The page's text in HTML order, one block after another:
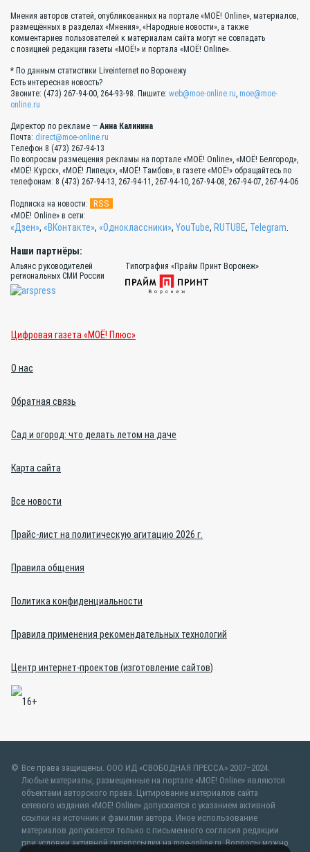
Мнения авторов статей, опубликованных на портале «МОЁ! Online», материалов,
размещённых в разделах «Мнения», «Народные новости», а также
комментариев пользователей к материалам сайта могут не совпадать
с позицией редакции газеты «МОЁ!» и портала «МОЁ! Online».
* По данным статистики Liveinternet по Воронежу
Есть интересная новость?
Звоните: (473) 267-94-00, 264-93-98. Пишите: web@moe-online.ru moe@moe-
online.ru
Директор по рекламе — Анна Калинина
Почта: direct@moe-online.ru
Телефон 8 (473) 267-94-13
По вопросам размещения рекламы на портале «МОЁ! Online», «МОЁ! Белгород»,
«МОЁ! Курск», «МОЁ! Липецк», «МОЁ! Тамбов», в газете «МОЁ!» обращайтесь по
телефонам: 8 (473) 267-94-13, 267-94-11, 267-94-10, 267-94-08, 267-94-07, 267-94-06
Подписка на новости: RSS
«МОЁ! Online» в сети:
«Дзен», «ВКонтакте», «Одноклассники», YouTube, RUTUBE, Telegram
Наши партнёры:
Альянс руководителей
региональных СМИ России
Типография «Прайм Принт Воронеж»
Цифровая газета «МОЁ! Плюс»
О нас
Обратная связь
Сад и огород: что делать летом на даче
Карта сайта
Все новости
Прайс-лист на политическую агитацию 2026 г.
Правила общения
Политика конфиденциальности
Правила применения рекомендательных технологий
Центр интернет-проектов (изготовление сайтов)
Все права защищены. ООО ИД «СВОБОДНАЯ ПРЕССА» 2007–2024.
Любые материалы, размещенные на портале «МОЁ! Online» являются
объектами авторского права. Цитирование материалов сайта
сетевого издания «МОЁ! Online» допускается с указанием активной
ссылки на источник и фамилии автора. Иное использование
материалов допускается только с письменного согласия редакции
при условии активной гиперссылки на moe-online.ru. Вопросы можно